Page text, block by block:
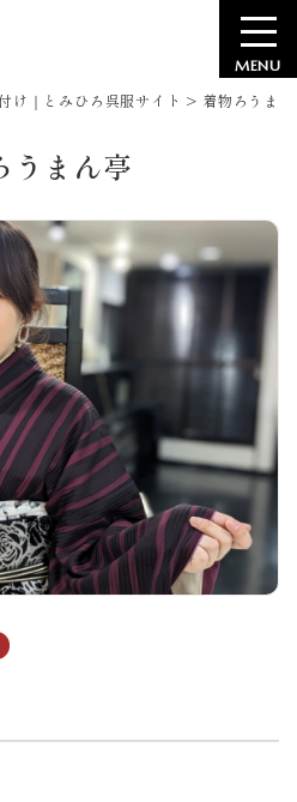
MENU
け｜とみひろ呉服サイト > 着物ろうま
うまん亭